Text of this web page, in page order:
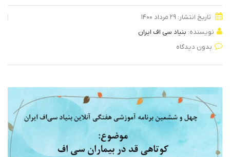
تاریخ انتشار: ۲۹ مرداد ۱۴۰۰
نویسنده: بنیاد سی اف ایران
بدون دیدگاه